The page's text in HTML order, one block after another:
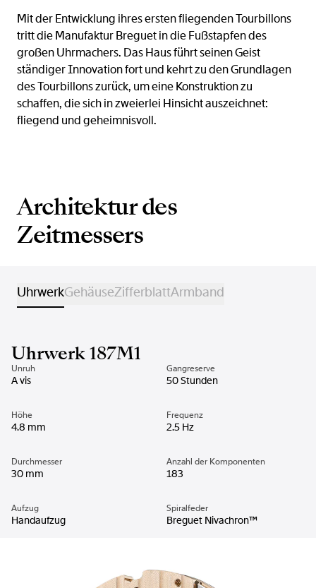
Mit der Entwicklung ihres ersten fliegenden Tourbillons
tritt die Manufaktur Breguet in die Fußstapfen des
großen Uhrmachers. Das Haus führt seinen Geist
ständiger Innovation fort und kehrt zu den Grundlagen
des Tourbillons zurück, um eine Konstruktion zu
schaffen, die sich in zweierlei Hinsicht auszeichnet:
fliegend und geheimnisvoll.
Architektur des
Zeitmessers
UhrwerkGehäuseZifferblattArmband
Uhrwerk 187M1
Unruh
A vis
Gangreserve
50 Stunden
Höhe
4.8 mm
Frequenz
2.5 Hz
Durchmesser
30 mm
Anzahl der Komponenten
183
Aufzug
Handaufzug
Spiralfeder
Breguet Nivachron™